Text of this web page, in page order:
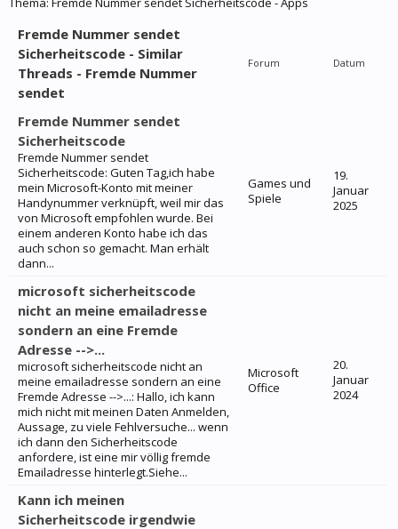
Fremde Nummer sendet
Sicherheitscode - Similar
Threads - Fremde Nummer
sendet
Forum Datum
Fremde Nummer sendet
Sicherheitscode
Fremde Nummer sendet
Sicherheitscode: Guten Tag,ich habe
mein Microsoft-Konto mit meiner
Handynummer verknüpft, weil mir das
von Microsoft empfohlen wurde. Bei
einem anderen Konto habe ich das
auch schon so gemacht. Man erhält
dann...
Games und
Spiele
19.
Januar
2025
microsoft sicherheitscode
nicht an meine emailadresse
sondern an eine Fremde
Adresse -->...
microsoft sicherheitscode nicht an
meine emailadresse sondern an eine
Fremde Adresse -->...: Hallo, ich kann
mich nicht mit meinen Daten Anmelden,
Aussage, zu viele Fehlversuche... wenn
ich dann den Sicherheitscode
anfordere, ist eine mir völlig fremde
Emailadresse hinterlegt.Siehe...
Microsoft
Office
20.
Januar
2024
Kann ich meinen
Sicherheitscode irgendwie